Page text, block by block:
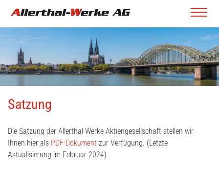
Satzung
Die Satzung der Allerthal-Werke Aktiengesellschaft stellen wir
Ihnen hier als PDF-Dokument zur Verfügung. (Letzte
Aktualisierung im Februar 2024)